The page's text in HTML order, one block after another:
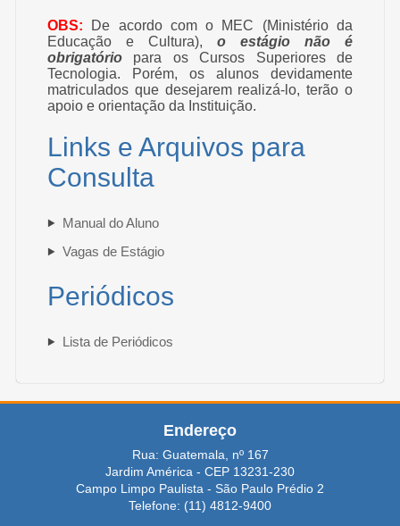
OBS: De acordo com o MEC (Ministério da
Educação e Cultura), o estágio não é
obrigatório para os Cursos Superiores de
Tecnologia. Porém, os alunos devidamente
matriculados que desejarem realizá-lo, terão o
apoio e orientação da Instituição.
Links e Arquivos para
Consulta
Manual do Aluno
Vagas de Estágio
Periódicos
Lista de Periódicos
Endereço
Rua: Guatemala, nº 167
Jardim América - CEP 13231-230
Campo Limpo Paulista - São Paulo Prédio 2
Telefone: (11) 4812-9400